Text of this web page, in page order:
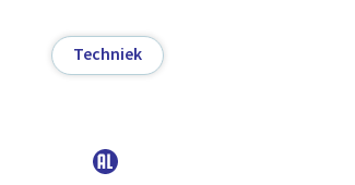
Techniek